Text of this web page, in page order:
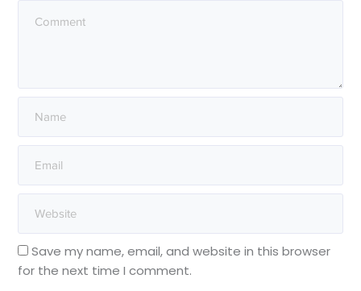
Save my name, email, and website in this browser
for the next time I comment.